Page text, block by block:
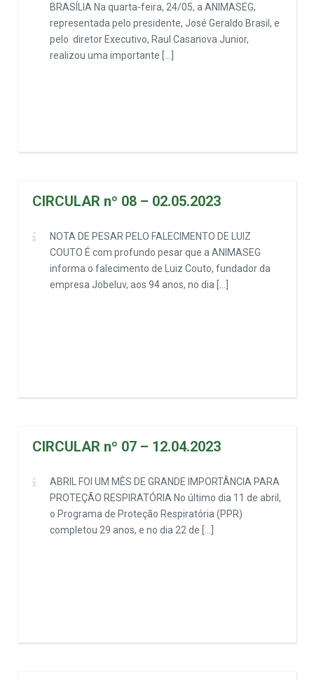
BRASÍLIA Na quarta-feira, 24/05, a ANIMASEG,
representada pelo presidente, José Geraldo Brasil, e
pelo diretor Executivo, Raul Casanova Junior,
realizou uma importante […]
CIRCULAR nº 08 – 02.05.2023
NOTA DE PESAR PELO FALECIMENTO DE LUIZ
COUTO É com profundo pesar que a ANIMASEG
informa o falecimento de Luiz Couto, fundador da
empresa Jobeluv, aos 94 anos, no dia […]
CIRCULAR nº 07 – 12.04.2023
ABRIL FOI UM MÊS DE GRANDE IMPORTÂNCIA PARA
PROTEÇÃO RESPIRATÓRIA No último dia 11 de abril,
o Programa de Proteção Respiratória (PPR)
completou 29 anos, e no dia 22 de […]